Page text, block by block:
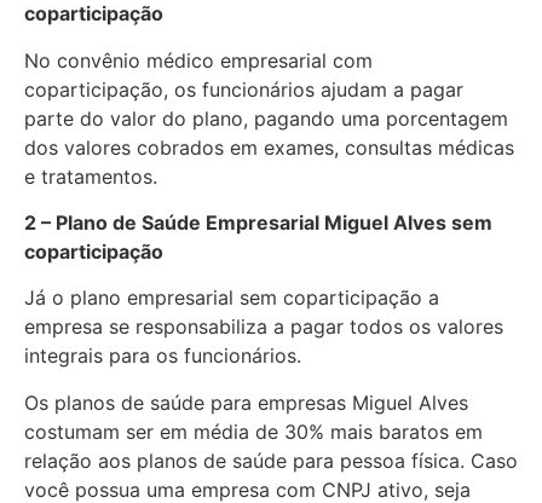
coparticipação
No convênio médico empresarial com
coparticipação, os funcionários ajudam a pagar
parte do valor do plano, pagando uma porcentagem
dos valores cobrados em exames, consultas médicas
e tratamentos.
2 – Plano de Saúde Empresarial Miguel Alves sem
coparticipação
Já o plano empresarial sem coparticipação a
empresa se responsabiliza a pagar todos os valores
integrais para os funcionários.
Os planos de saúde para empresas Miguel Alves
costumam ser em média de 30% mais baratos em
relação aos planos de saúde para pessoa física. Caso
você possua uma empresa com CNPJ ativo, seja